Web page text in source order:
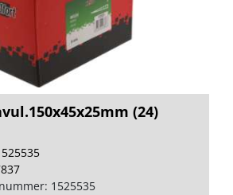
(24)
1525535